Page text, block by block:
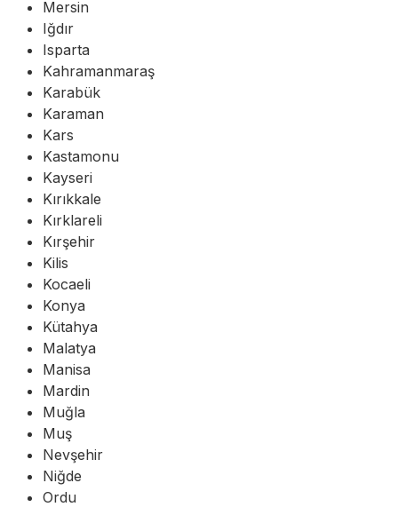
Mersin
Iğdır
Isparta
Kahramanmaraş
Karabük
Karaman
Kars
Kastamonu
Kayseri
Kırıkkale
Kırklareli
Kırşehir
Kilis
Kocaeli
Konya
Kütahya
Malatya
Manisa
Mardin
Muğla
Muş
Nevşehir
Niğde
Ordu